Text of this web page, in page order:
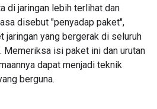
di jaringan lebih terlihat dan
disebut "penyadap paket",
jaringan yang bergerak di seluruh
Memeriksa isi paket ini dan urutan
dapat menjadi teknik
berguna.